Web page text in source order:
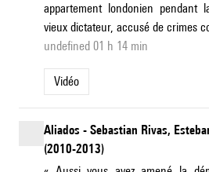
appartement londonien pendant
vieux dictateur, accusé de crimes
undefined 01 h 14 min
Vidéo
Aliados - Sebastian Rivas,
(2010-2013)